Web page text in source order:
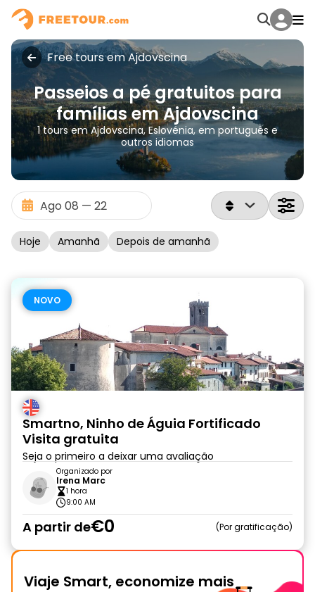
Free tours em Ajdovscina
Passeios a pé gratuitos para
famílias em Ajdovscina
1 tours em Ajdovscina, Eslovénia, em português e
outros idiomas
Hoje Amanhã Depois de amanhã
NOVO
Smartno, Ninho de Águia Fortificado
Visita gratuita
Seja o primeiro a deixar uma avaliação
Organizado por
Irena Marc
1 hora
9:00 AM
A partir de€0 Por gratificação
Viaje Smart, economize mais